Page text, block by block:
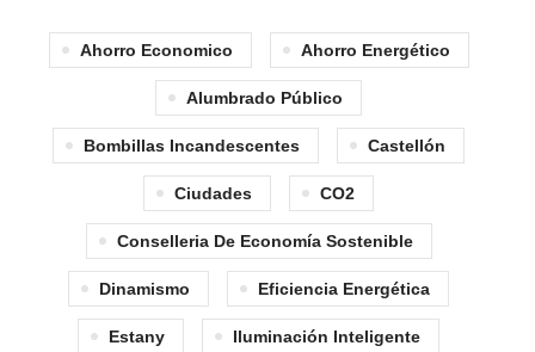
Ahorro Economico Ahorro Energético
Alumbrado Público
Bombillas Incandescentes Castellón
Ciudades CO2
Conselleria De Economía Sostenible
Dinamismo Eficiencia Energética
Estany Iluminación Inteligente